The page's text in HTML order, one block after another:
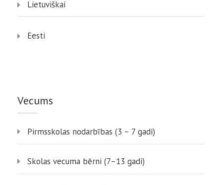
Lietuviškai
Eesti
Vecums
Pirmsskolas nodarbības (3 – 7 gadi)
Skolas vecuma bērni (7–13 gadi)